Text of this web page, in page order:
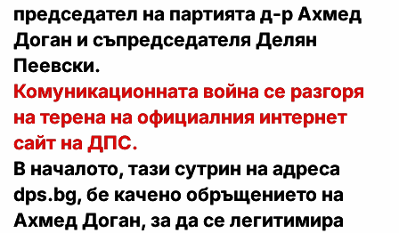
председател на партията д-р Ахмед
Доган и съпредседателя Делян
Пеевски.
Комуникационната война се разгоря
на терена на официалния интернет
сайт на ДПС.
В началото, тази сутрин на адреса
dps.bg, бе качено обръщението на
Ахмед Доган, за да се легитимира